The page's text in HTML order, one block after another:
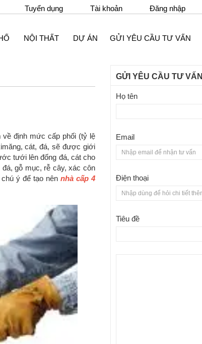
Tuyển dụng Tài khoản Đăng nhập
NỘI THẤT DỰ ÁN GỬI YÊU CẦU TƯ VẤN
định mức cấp phối (tỷ lệ
cát, đá, sẽ được giới
tưới lên đống đá, cát cho
gỗ mục, rễ cây, xác côn
ý để tạo nênnhà cấp 4
GỬI YÊU CẦU TƯ VẤN
Họ tên
Email
Điện thoại
Tiêu đề